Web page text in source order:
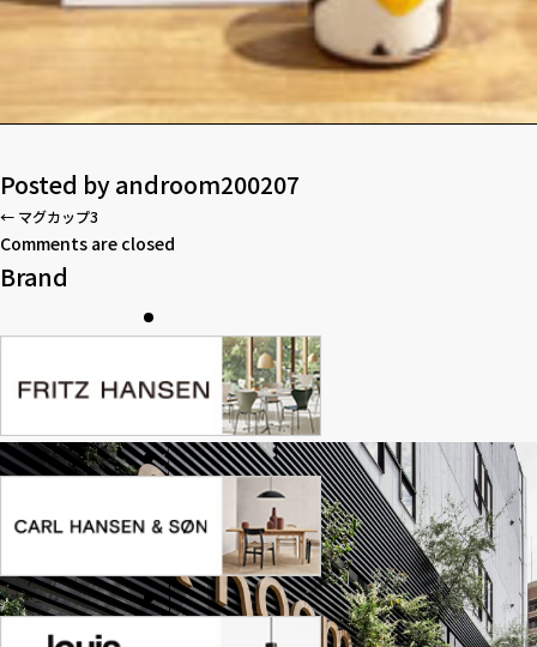
Posted byandroom200207
← マグカップ3
Comments are closed
Brand